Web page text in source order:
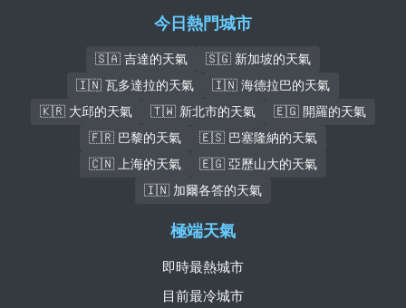
今日熱門城市
🇸🇦 吉達的天氣
🇸🇬 新加坡的天氣
🇮🇳 瓦多達拉的天氣
🇮🇳 海德拉巴的天氣
🇰🇷 大邱的天氣
🇹🇼 新北市的天氣
🇪🇬 開羅的天氣
🇫🇷 巴黎的天氣
🇪🇸 巴塞隆納的天氣
🇨🇳 上海的天氣
🇪🇬 亞歷山大的天氣
🇮🇳 加爾各答的天氣
極端天氣
即時最熱城市
目前最冷城市